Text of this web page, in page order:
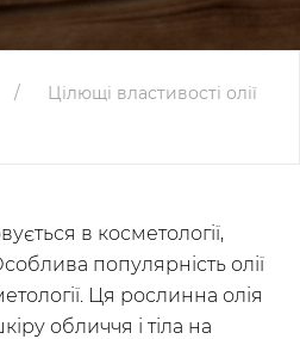
/
Цілющі властивості олії
в косметології,
популярність олії
Ця рослинна олія
обличчя і тіла на